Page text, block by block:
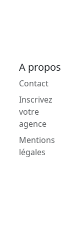
A propos
Contact
Inscrivez
votre
agence
Mentions
légales